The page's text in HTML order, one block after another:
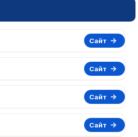
Сайт
Сайт
Сайт
Сайт